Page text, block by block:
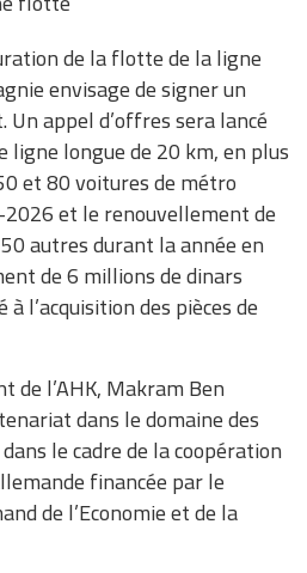
de la flotte de la ligne
envisage de signer un
appel d’offres sera lancé
ligne longue de 20 km, en plus
et 80 voitures de métro
et le renouvellement de
autres durant la année en
de 6 millions de dinars
l’acquisition des pièces de
de l’AHK, Makram Ben
dans le domaine des
le cadre de la coopération
financée par le
de l’Economie et de la